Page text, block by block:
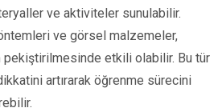
ve aktiviteler sunulabilir.
ve görsel malzemeler,
pekiştirilmesinde etkili olabilir. Bu tür
artırarak öğrenme sürecini